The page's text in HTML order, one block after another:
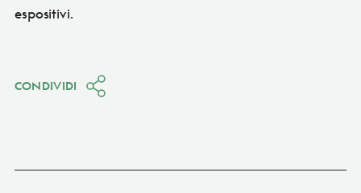
espositivi.
CONDIVIDI